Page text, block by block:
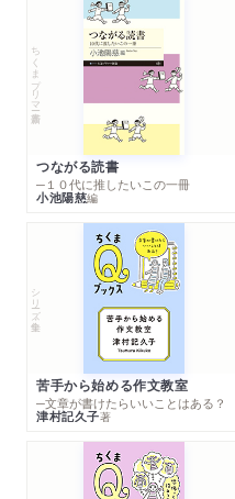
ちくまプリマー新書
つながる読書
─１０代に推したいこの一冊
小池陽慈編
シリーズ・全集
苦手から始める作文教室
─文章が書けたらいいことはある？
津村記久子著